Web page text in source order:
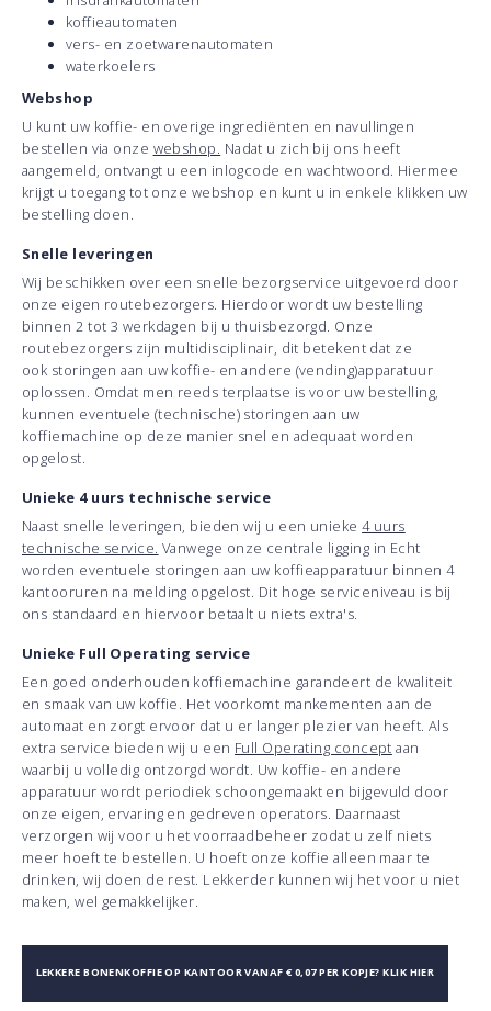
koffieautomaten
vers- en zoetwarenautomaten
waterkoelers
Webshop
U kunt uw koffie- en overige ingrediënten en navullingen
bestellen via onze webshop. Nadat u zich bij ons heeft
aangemeld, ontvangt u een inlogcode en wachtwoord. Hiermee
krijgt u toegang tot onze webshop en kunt u in enkele klikken uw
bestelling doen.
Snelle leveringen
Wij beschikken over een snelle bezorgservice uitgevoerd door
onze eigen routebezorgers. Hierdoor wordt uw bestelling
binnen 2 tot 3 werkdagen bij u thuisbezorgd. Onze
routebezorgers zijn multidisciplinair, dit betekent dat ze
ook storingen aan uw koffie- en andere (vending)apparatuur
oplossen. Omdat men reeds terplaatse is voor uw bestelling,
kunnen eventuele (technische) storingen aan uw
koffiemachine op deze manier snel en adequaat worden
opgelost.
Unieke 4 uurs technische service
Naast snelle leveringen, bieden wij u een unieke4 uurs
technische service. Vanwege onze centrale ligging in Echt
worden eventuele storingen aan uw koffieapparatuur binnen 4
kantooruren na melding opgelost. Dit hoge serviceniveau is bij
ons standaard en hiervoor betaalt u niets extra's.
Unieke Full Operating service
Een goed onderhouden koffiemachine garandeert de kwaliteit
en smaak van uw koffie. Het voorkomt mankementen aan de
automaat en zorgt ervoor dat u er langer plezier van heeft. Als
extra service bieden wij u een Full Operating concept aan
waarbij u volledig ontzorgd wordt. Uw koffie- en andere
apparatuur wordt periodiek schoongemaakt en bijgevuld door
onze eigen, ervaring en gedreven operators. Daarnaast
verzorgen wij voor u het voorraadbeheer zodat u zelf niets
meer hoeft te bestellen. U hoeft onze koffie alleen maar te
drinken, wij doen de rest. Lekkerder kunnen wij het voor u niet
maken, wel gemakkelijker.
LEKKERE BONENKOFFIE OP KANTOOR VANAF € 0,07 PER KOPJE? KLIK HIER